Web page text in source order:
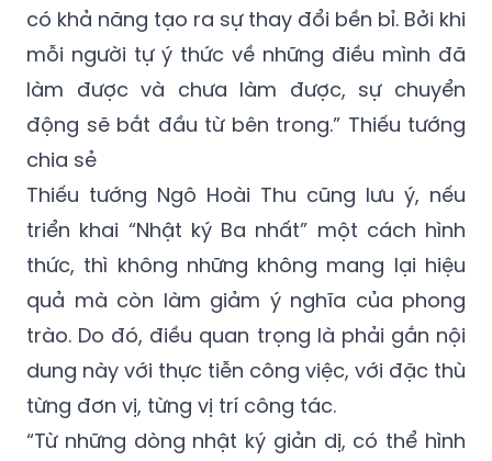
có khả năng tạo ra sự thay đổi bền bỉ. Bởi khi
mỗi người tự ý thức về những điều mình đã
làm được và chưa làm được, sự chuyển
động sẽ bắt đầu từ bên trong.” Thiếu tướng
chia sẻ
Thiếu tướng Ngô Hoài Thu cũng lưu ý, nếu
triển khai “Nhật ký Ba nhất” một cách hình
thức, thì không những không mang lại hiệu
quả mà còn làm giảm ý nghĩa của phong
trào. Do đó, điều quan trọng là phải gắn nội
dung này với thực tiễn công việc, với đặc thù
từng đơn vị, từng vị trí công tác.
“Từ những dòng nhật ký giản dị, có thể hình